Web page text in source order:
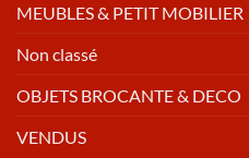
MEUBLES & PETIT MOBILIER
Non classé
OBJETS BROCANTE & DECO
VENDUS